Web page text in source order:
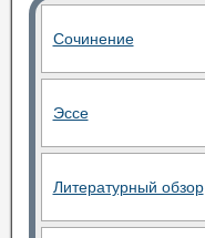
Сочинение
Эссе
Литературный обзор